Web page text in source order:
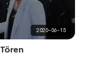
2020-06-15